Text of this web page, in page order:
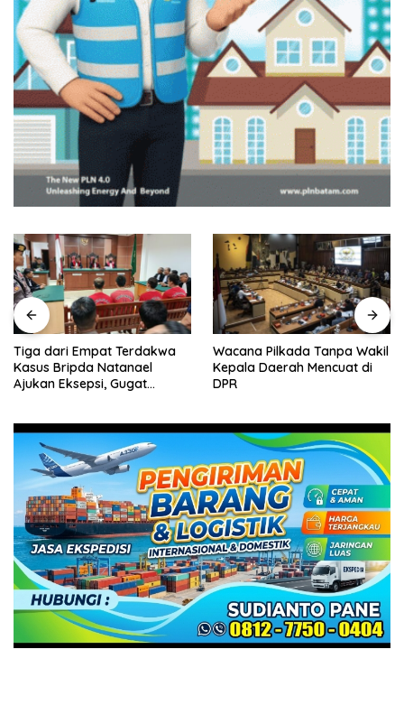
Wacana Pilkada Tanpa Wakil
Kepala Daerah Mencuat di
DPR
Pelantikan Pejabat Pemko
Batam, Amsakar Tekankan
Integritas dan Kinerja